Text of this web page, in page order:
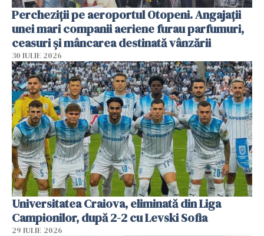
Percheziții pe aeroportul Otopeni. Angajații
unei mari companii aeriene furau parfumuri,
ceasuri și mâncarea destinată vânzării
30 IULIE 2026
Universitatea Craiova, eliminată din Liga
Campionilor, după 2-2 cu Levski Sofia
29 IULIE 2026